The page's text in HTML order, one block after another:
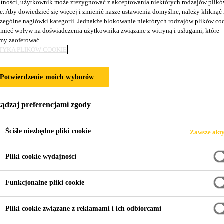
PRZERW
budowane są zawsze z podziałem na
rodzaje połączeń to: przerwy
Kluczową funkcją uszczelnienia jest
użytkownik może zrezygnować z akceptowania niektórych rodzajów
Aby dowiedzieć się więcej i zmienić nasze ustawienia domyślne, należy kliknąć
nagłówki kategorii. Jednakże blokowanie niektórych rodzajów plików
wpływ na doświadczenia użytkownika związane z witryną i usługami, które
zaoferować.
PLIKÓW COOKIE
Potwierdzenie moich wyborów
preferencjami zgody
Ściśle niezbędne pliki cookie Zawsze
Pliki cookie wydajności
Funkcjonalne pliki cookie
Pliki cookie związane z reklamami i ich odbiorcami